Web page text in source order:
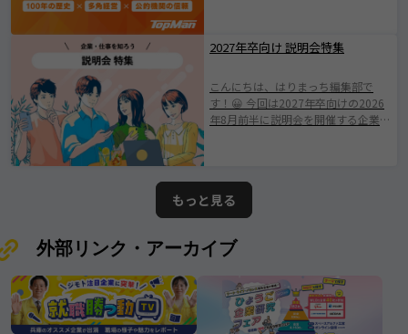
1924年の創業以来、100年にわたり
地域とともに歩んできた歴史ある企
として知られる三木市に根ざした会
社で伝統を守りながらも、 新たな価
値創出に挑戦されている企業です
が誇る優良企業”と呼ぶにふさわしい
存在です。
2027年卒向け 説明会特集
こんにちは、はりまっち編集部で
す！😀 今回は2027年卒向けの2026
年8月前半に説明会を開催する企業を
の情報となります。ムツミ商事株式
会社
もっと見る
外部リンク・アーカイブ